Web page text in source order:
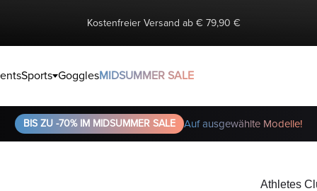
Kostenfreier Versand ab € 79,90 €
Sports GogglesMIDSUMMER SALE
BIS ZU -70% IM MIDSUMMER SALE Auf ausgewählte Modelle!
Athletes